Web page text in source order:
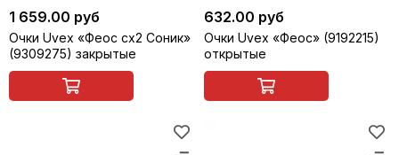
1 659.00 руб
Очки Uvex «Феос сх2 Соник»
(9309275) закрытые
632.00 руб
Очки Uvex «Феос» (9192215)
открытые